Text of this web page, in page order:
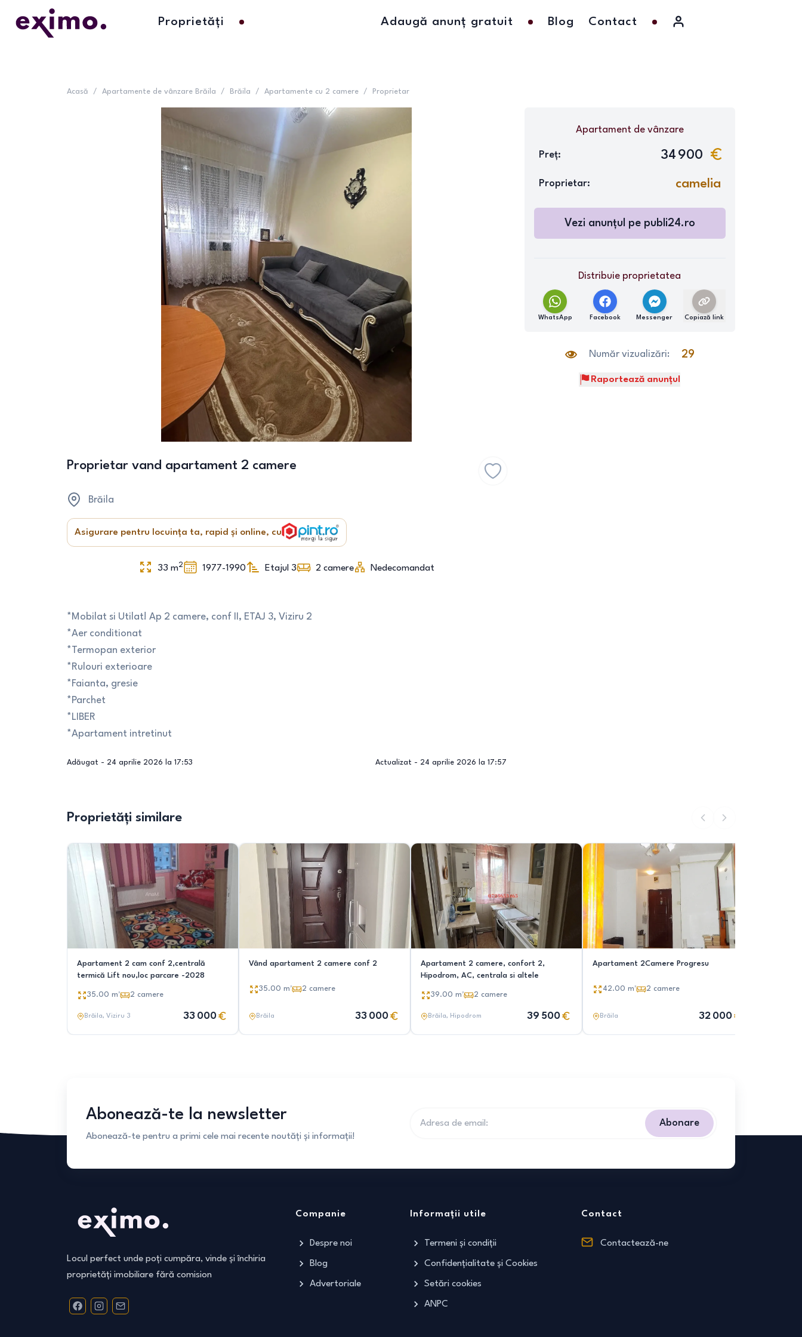
Proprietăți Adaugă anunț gratuit Blog Contact
Acasă / Apartamente de vânzare Brăila / Brăila / Apartamente cu 2 camere / Proprietar
Proprietar vand apartament 2 camere
Brăila
Asigurare pentru locuința ta, rapid și online, cu
33 m2 1977-1990 Etajul 3 2 camere Nedecomandat
*Mobilat si Utilat! Ap 2 camere, conf II, ETAJ 3, Viziru 2
*Aer conditionat
*Termopan exterior
*Rulouri exterioare
*Faianta, gresie
*Parchet
*LIBER
*Apartament intretinut
Adăugat - 24 aprilie 2026 la 17:53 Actualizat - 24 aprilie 2026 la 17:57
Apartamentde vânzare
Preț: 34 900
Proprietar: camelia
Vezi anunțul pe publi24.ro
Distribuie proprietatea
WhatsApp Facebook Messenger Copiază link
Număr vizualizări: 29
Raportează anunțul
Proprietăți similare
Apartament 2 cam conf 2,centrală
termică Lift nou,loc parcare -2028
35.00 m² 2 camere
Brăila, Viziru 3 33 000
Vând apartament 2 camere conf 2
35.00 m² 2 camere
Brăila 33 000
Apartament 2 camere, confort 2,
Hipodrom, AC, centrala si altele
39.00 m² 2 camere
Brăila, Hipodrom 39 500
Apartament 2Camere Progresu
42.00 m² 2 camere
Brăila 32 000
Abonează-te la newsletter
Abonează-te pentru a primi cele mai recente noutăți și informații!
Abonare
Locul perfect unde poți cumpăra, vinde și închiria
proprietăți imobiliare fără comision
Companie
Despre noi
Blog
Advertoriale
Informații utile
Termeni și condiții
Confidențialitate și Cookies
Setări cookies
ANPC
Contact
Contactează-ne